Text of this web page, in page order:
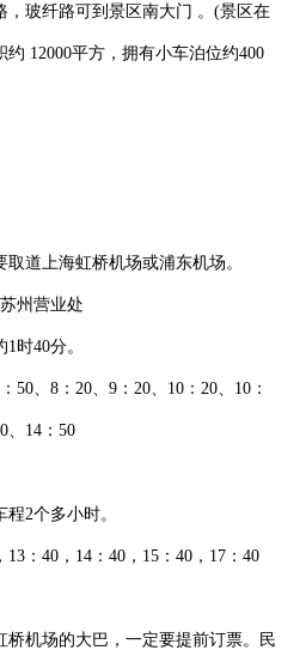
玻纤路可到景区南大门 。 (景区在
约 12000平方，拥有小车泊位约400
道上海虹桥机场或浦东机场。
州营业处
1 时40分。
： 50、 8： 20、 9： 20、 10： 20、 10：
、 14： 50
程2个多小时。
13： 40， 14： 40， 15： 40， 17： 40
桥机场的大巴，一定要提前订票。民